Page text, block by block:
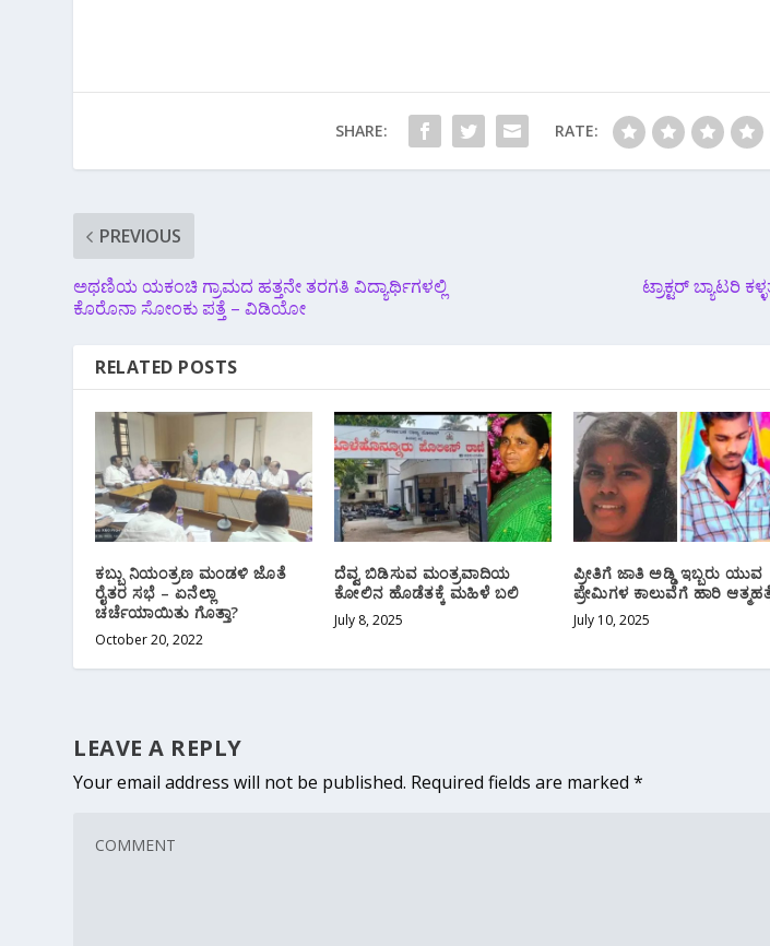
SHARE: RATE:
PREVIOUS
ಅಥಣಿಯ ಯಕಂಚಿ ಗ್ರಾಮದ ಹತ್ತನೇ ತರಗತಿ ವಿದ್ಯಾರ್ಥಿಗಳಲ್ಲಿ
ಕೊರೊನಾ ಸೋಂಕು ಪತ್ತೆ – ವಿಡಿಯೋ
ಟ್ರಾಕ್ಟರ್ ಬ್ಯಾಟರಿ
RELATED POSTS
ಕಬ್ಬು ನಿಯಂತ್ರಣ ಮಂಡಳಿ ಜೊತೆ
ರೈತರ ಸಭೆ – ಏನೆಲ್ಲಾ
ಚರ್ಚೆಯಾಯಿತು ಗೊತ್ತಾ?
October 20, 2022
ದೆವ್ವ ಬಿಡಿಸುವ ಮಂತ್ರವಾದಿಯ
ಕೋಲಿನ ಹೊಡೆತಕ್ಕೆ ಮಹಿಳೆ ಬಲಿ
July 8, 2025
ಪ್ರೀತಿಗೆ ಜಾತಿ ಅಡ್ಡಿ ಇಬ್ಬರು ಯುವ
ಪ್ರೇಮಿಗಳ ಕಾಲುವೆಗೆ ಹಾರಿ
July 10, 2025
LEAVE A REPLY
Your email address will not be published. Required fields are marked*